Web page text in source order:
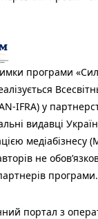
програми
IFRA) у
видавці
медіабізнесу
не
програми.
портал з